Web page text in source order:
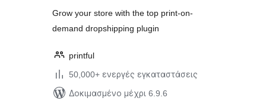
Grow your store with the top print-on-
demand dropshipping plugin
printful
50,000+ ενεργές εγκαταστάσεις
Δοκιμασμένο μέχρι 6.9.6